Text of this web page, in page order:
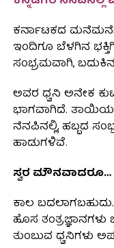
ಕರ್ನಾಟಕದ
ಇಂದಿಗೂ ಬೆಳಗಿನ
ಸಂಭ್ರಮವಾಗಿ,
ಅವರ ಧ್ವನಿ ಅನೇಕ
ಭಾಗವಾಗಿದೆ. ತಾಯಿಯ
ನೆನಪಿನಲ್ಲಿ, ಹಬ್ಬದ
ಹಾಡುಗಳಿವೆ.
ಸ್ವರ ಮೌನವಾದರೂ…
ಕಾಲ
ಹೊಸ
ತುಂಬುವ ಧ್ವನಿಗಳು